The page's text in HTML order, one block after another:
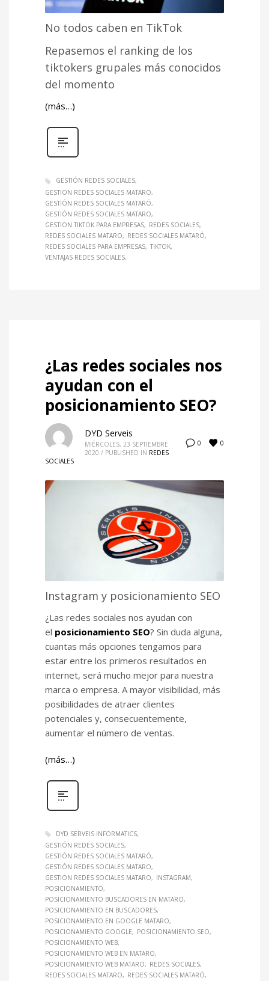
No todos caben en TikTok
Repasemos el ranking de los
tiktokers grupales más conocidos
del momento
(más…)
GESTIÓN REDES SOCIALES
GESTION REDES SOCIALES MATARO
GESTIÓN REDES SOCIALES MATARÓ
GESTIÓN REDES SOCIALES MATARO
GESTION TIKTOK PARA EMPRESAS
REDES SOCIALES
REDES SOCIALES MATARO
REDES SOCIALES MATARÓ
REDES SOCIALES PARA EMPRESAS TIKTOK
VENTAJAS REDES SOCIALES
¿Las redes sociales nos
ayudan con el
posicionamiento SEO?
0 0
DYD Serveis
MIÉRCOLES, 23 SEPTIEMBRE
2020 / PUBLISHED IN REDES
SOCIALES
Instagram y posicionamiento SEO
¿Las redes sociales nos ayudan con
el posicionamiento SEO? Sin duda alguna,
cuantas más opciones tengamos para
estar entre los primeros resultados en
internet, será mucho mejor para nuestra
marca o empresa. A mayor visibilidad, más
posibilidades de atraer clientes
potenciales y, consecuentemente,
aumentar el número de ventas.
(más…)
DYD SERVEIS INFORMATICS
GESTIÓN REDES SOCIALES
GESTIÓN REDES SOCIALES MATARÓ
GESTIÓN REDES SOCIALES MATARO
GESTION REDES SOCIALES MATARO
INSTAGRAM
POSICIONAMIENTO
POSICIONAMIENTO BUSCADORES EN MATARO
POSICIONAMIENTO EN BUSCADORES
POSICIONAMIENTO EN GOOGLE MATARO
POSICIONAMIENTO GOOGLE
POSICIONAMIENTO SEO
POSICIONAMIENTO WEB
POSICIONAMIENTO WEB EN MATARO
POSICIONAMIENTO WEB MATARO
REDES SOCIALES
REDES SOCIALES MATARO
REDES SOCIALES MATARÓ